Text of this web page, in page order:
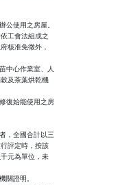
公使用之房屋。
工會法組成之
核准免徵外，
中心作業室、人
及茶葉烘乾機
復始能使用之房
，全國合計以三
評定時，按該
元為單位，未
關證明。